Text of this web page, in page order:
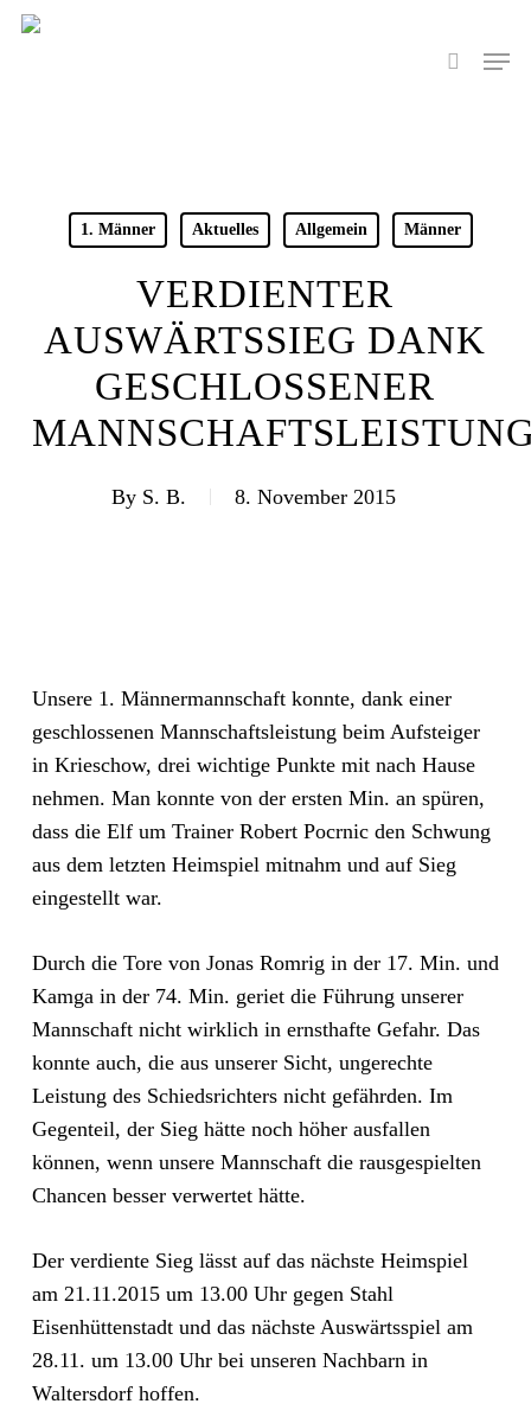
Skip
search
Menu
1. Männer Aktuelles Allgemein Männer
VERDIENTER
AUSWÄRTSSIEG DANK
GESCHLOSSENER
By S. B. 8. November 2015
Unsere 1. Männermannschaft konnte, dank einer
geschlossenen Mannschaftsleistung beim Aufsteiger
in Krieschow, drei wichtige Punkte mit nach Hause
nehmen. Man konnte von der ersten Min. an spüren,
dass die Elf um Trainer Robert Pocrnic den Schwung
aus dem letzten Heimspiel mitnahm und auf Sieg
eingestellt war.
Durch die Tore von Jonas Romrig in der 17. Min. und
Kamga in der 74. Min. geriet die Führung unserer
Mannschaft nicht wirklich in ernsthafte Gefahr. Das
konnte auch, die aus unserer Sicht, ungerechte
Leistung des Schiedsrichters nicht gefährden. Im
Gegenteil, der Sieg hätte noch höher ausfallen
können, wenn unsere Mannschaft die rausgespielten
Chancen besser verwertet hätte.
Der verdiente Sieg lässt auf das nächste Heimspiel
am 21.11.2015 um 13.00 Uhr gegen Stahl
Eisenhüttenstadt und das nächste Auswärtsspiel am
28.11. um 13.00 Uhr bei unseren Nachbarn in
Waltersdorf hoffen.